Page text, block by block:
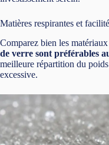
Matières respirantes et
Comparez bien les
de verre sont préférables
meilleure répartition du
excessive.